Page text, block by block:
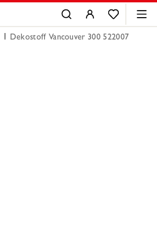
Dekostoff Vancouver 300 522007